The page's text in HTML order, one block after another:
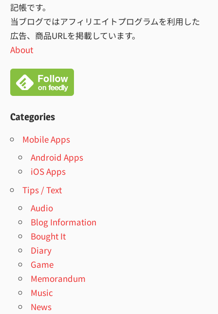
記帳です。
当ブログではアフィリエイトプログラムを利用した
広告、商品URLを掲載しています。
About
Categories
Mobile Apps
Android Apps
iOS Apps
Tips / Text
Audio
Blog Information
Bought It
Diary
Game
Memorandum
Music
News